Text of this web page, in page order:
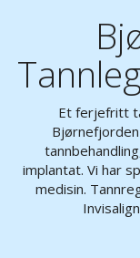
Et ferjefritt
implantat. Vi har
medisin.